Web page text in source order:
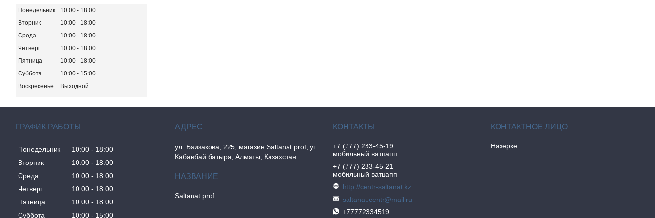
Понедельник 10:00
18:00
Вторник
10:00
18:00
Среда
10:00
18:00
Четверг
10:00
18:00
Пятница
10:00
18:00
Суббота
10:00
15:00
Воскресенье
Выходной
ГРАФИК РАБОТЫ
Понедельник 10:00
18:00
Вторник
10:00
18:00
Среда
10:00
18:00
Четверг
10:00
18:00
Пятница
10:00
18:00
Суббота
10:00 15:00
ул. Байзакова, 225, магазин Saltanat prof, уг.
Кабанбай батыра, Алматы, Казахстан
Saltanat prof
+7 (777) 233-45-19
мобильный ватцапп
+7 (777) 233-45-21
мобильный ватцапп
http://centr-saltanat.kz
saltanat.centr@mail.ru
+77772334519
Назерке